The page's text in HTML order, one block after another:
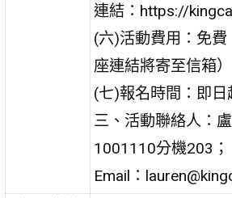
連結：https://
(六)活動費用：免
座連結將寄至信箱）
(七)報名時間：即
三、活動聯絡人：
1001110分機203；
Email：